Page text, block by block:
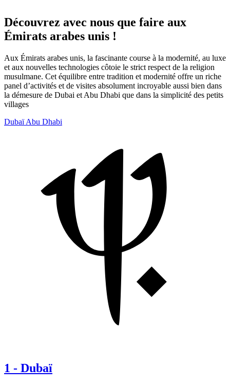
Découvrez avec nous que faire aux
Émirats arabes unis !
Aux Émirats arabes unis, la fascinante course à la modernité, au luxe
et aux nouvelles technologies côtoie le strict respect de la religion
musulmane. Cet équilibre entre tradition et modernité offre un riche
panel d’activités et de visites absolument incroyable aussi bien dans
la démesure de Dubai et Abu Dhabi que dans la simplicité des petits
villages
DubaïAbu Dhabi
1 - Dubaï